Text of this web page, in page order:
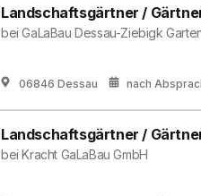
Landschaftsgärtner /
beiGaLaBau Dessau-Ziebigk
06846 Dessau nach
Landschaftsgärtner /
beiKracht GaLaBau GmbH